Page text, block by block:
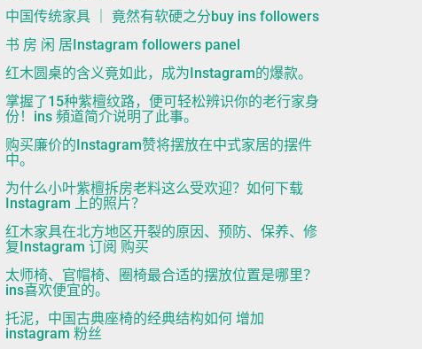
中国传统家具 ｜ 竟然有软硬之分buy ins followers
书 房 闲 居Instagram followers panel
红木圆桌的含义竟如此，成为Instagram的爆款。
掌握了15种紫檀纹路，便可轻松辨识你的老行家身
份！ins 頻道简介说明了此事。
购买廉价的Instagram赞将摆放在中式家居的摆件
中。
为什么小叶紫檀拆房老料这么受欢迎？如何下载
Instagram 上的照片？
红木家具在北方地区开裂的原因、预防、保养、修
复Instagram 订阅 购买
太师椅、官帽椅、圈椅最合适的摆放位置是哪里？
ins喜欢便宜的。
托泥，中国古典座椅的经典结构如何 增加
instagram 粉丝